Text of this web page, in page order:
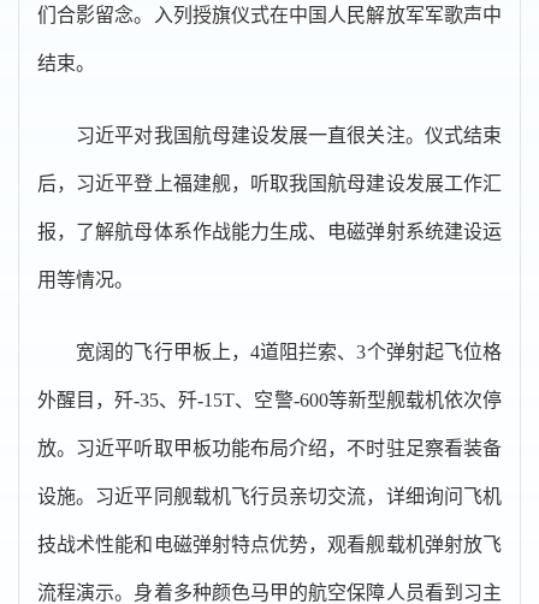
们合影留念。入列授旗仪式在中国人民解放军军歌声中
结束。
习近平对我国航母建设发展一直很关注。仪式结束
后，习近平登上福建舰，听取我国航母建设发展工作汇
报，了解航母体系作战能力生成、电磁弹射系统建设运
用等情况。
宽阔的飞行甲板上，4道阻拦索、3个弹射起飞位格
外醒目，歼-35、歼-15T、空警-600等新型舰载机依次停
放。习近平听取甲板功能布局介绍，不时驻足察看装备
设施。习近平同舰载机飞行员亲切交流，详细询问飞机
技战术性能和电磁弹射特点优势，观看舰载机弹射放飞
流程演示。身着多种颜色马甲的航空保障人员看到习主